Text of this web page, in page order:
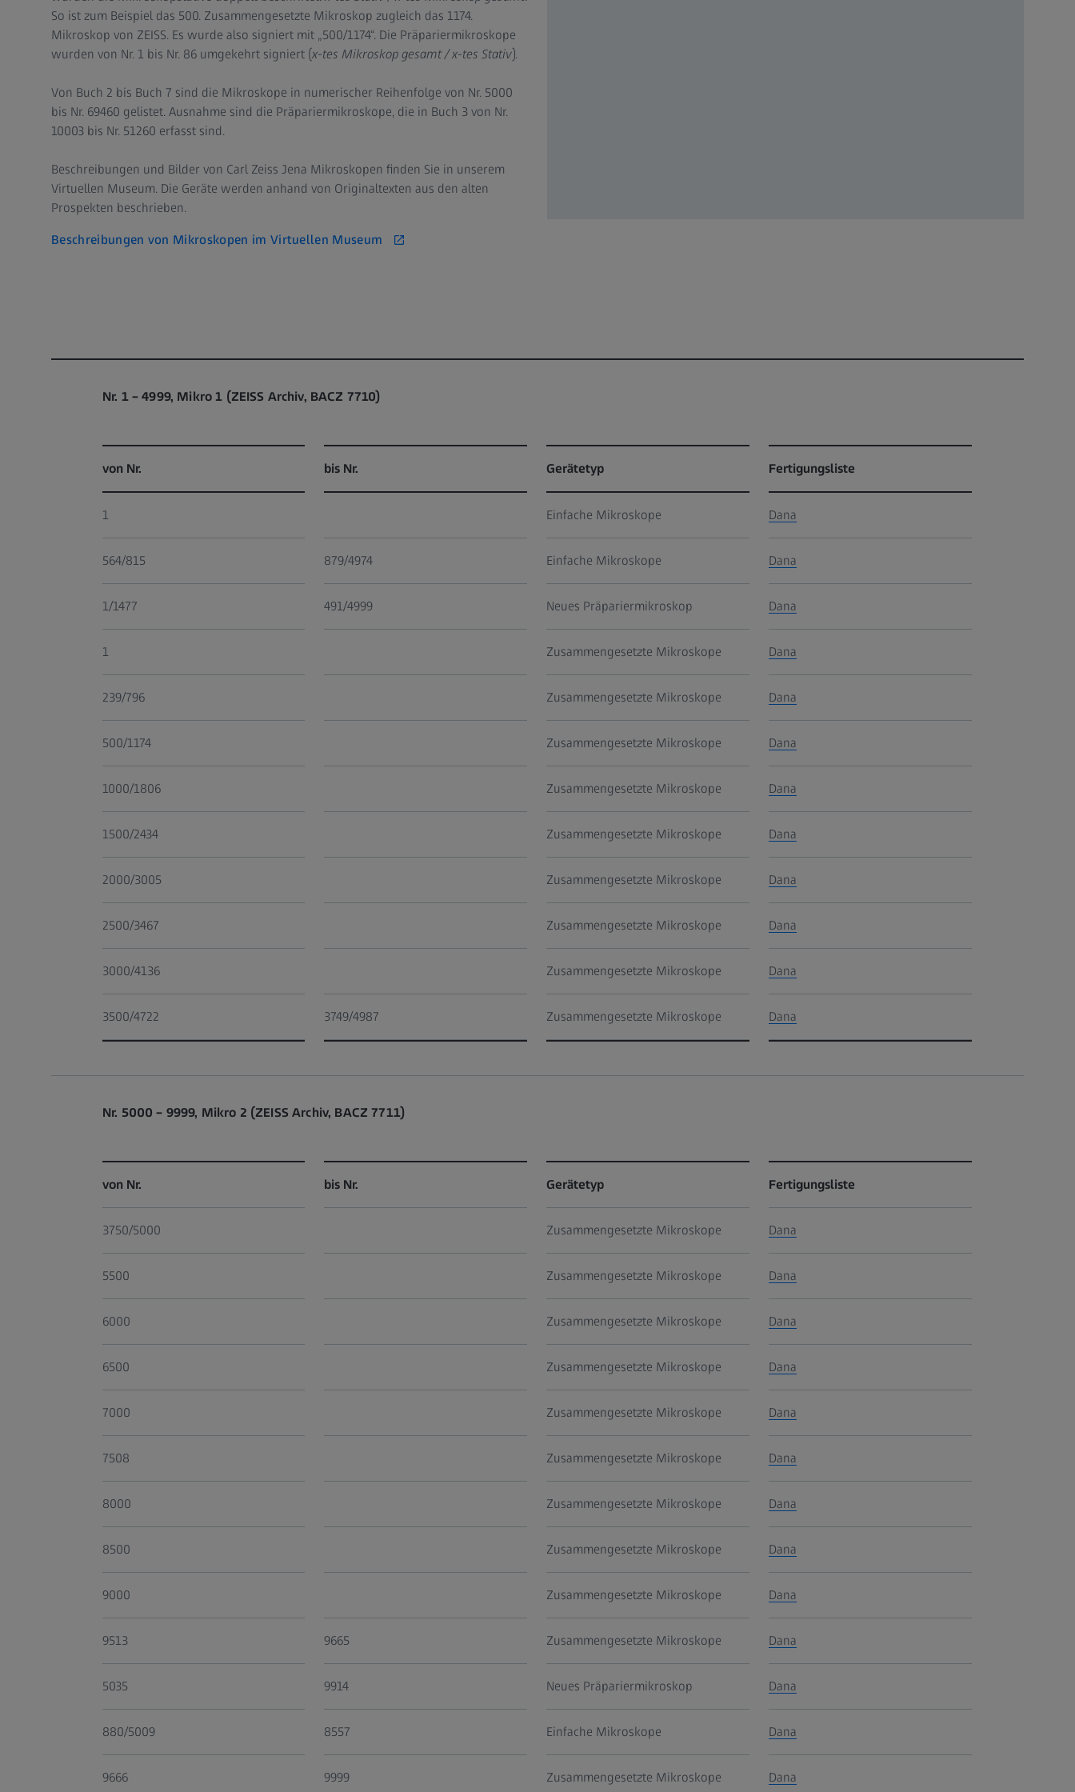
So ist zum Beispiel das 500. Zusammengesetzte Mikroskop zugleich das 1174.
Mikroskop von ZEISS. Es wurde also signiert mit „500/1174“. Die Präpariermikroskope
wurden von Nr. 1 bis Nr. 86 umgekehrt signiert (x-tes Mikroskop gesamt / x-tes Stativ).
Von Buch 2 bis Buch 7 sind die Mikroskope in numerischer Reihenfolge von Nr. 5000
bis Nr. 69460 gelistet. Ausnahme sind die Präpariermikroskope, die in Buch 3 von Nr.
10003 bis Nr. 51260 erfasst sind.
Beschreibungen und Bilder von Carl Zeiss Jena Mikroskopen finden Sie in unserem
Virtuellen Museum. Die Geräte werden anhand von Originaltexten aus den alten
Prospekten beschrieben.
Beschreibungen von Mikroskopen im Virtuellen Museum
Nr. 1 – 4999, Mikro 1 (ZEISS Archiv, BACZ 7710)
von Nr. bis Nr. Gerätetyp Fertigungsliste
1 Einfache Mikroskope Dana
564/815 879/4974 Einfache Mikroskope Dana
1/1477 491/4999 Neues Präpariermikroskop Dana
1 Zusammengesetzte Mikroskope Dana
239/796 Zusammengesetzte Mikroskope Dana
500/1174 Zusammengesetzte Mikroskope Dana
1000/1806 Zusammengesetzte Mikroskope Dana
1500/2434 Zusammengesetzte Mikroskope Dana
2000/3005 Zusammengesetzte Mikroskope Dana
2500/3467 Zusammengesetzte Mikroskope Dana
3000/4136 Zusammengesetzte Mikroskope Dana
3500/4722 3749/4987 Zusammengesetzte Mikroskope Dana
Nr. 5000 – 9999, Mikro 2 (ZEISS Archiv, BACZ 7711)
von Nr. bis Nr. Gerätetyp Fertigungsliste
3750/5000 Zusammengesetzte Mikroskope Dana
5500 Zusammengesetzte Mikroskope Dana
6000 Zusammengesetzte Mikroskope Dana
6500 Zusammengesetzte Mikroskope Dana
7000 Zusammengesetzte Mikroskope Dana
7508 Zusammengesetzte Mikroskope Dana
8000 Zusammengesetzte Mikroskope Dana
8500 Zusammengesetzte Mikroskope Dana
9000 Zusammengesetzte Mikroskope Dana
9513 9665 Zusammengesetzte Mikroskope Dana
5035 9914 Neues Präpariermikroskop Dana
880/5009 8557 Einfache Mikroskope Dana
9666 9999 Zusammengesetzte Mikroskope Dana